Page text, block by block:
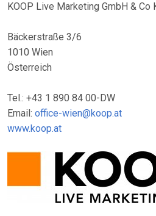
KOOP Live Marketing GmbH & Co
Bäckerstraße 3/6
1010 Wien
Österreich
Tel.: +43 1 890 84 00-DW
Email: office-wien@koop.at
www.koop.at